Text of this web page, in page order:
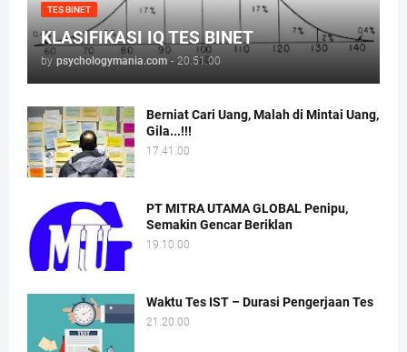
TES BINET
KLASIFIKASI IQ TES BINET
by psychologymania.com - 20.51.00
Berniat Cari Uang, Malah di Mintai Uang,
Gila...!!!
17.41.00
PT MITRA UTAMA GLOBAL Penipu,
Semakin Gencar Beriklan
19.10.00
Waktu Tes IST – Durasi Pengerjaan Tes
21.20.00